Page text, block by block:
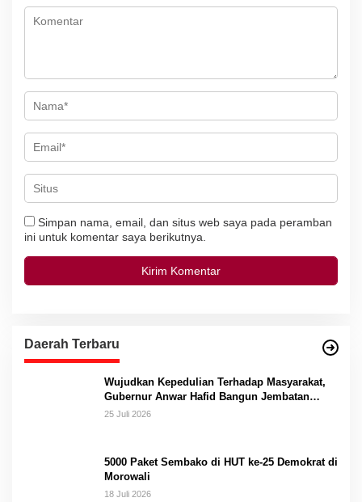
o
Simpan nama, email, dan situs web saya pada peramban
ini untuk komentar saya berikutnya.
Daerah Terbaru
Wujudkan Kepedulian Terhadap Masyarakat,
Gubernur Anwar Hafid Bangun Jembatan
Gantung Masungkang dengan Dana Pribadi
25 Juli 2026
5000 Paket Sembako di HUT ke-25 Demokrat di
Morowali
18 Juli 2026